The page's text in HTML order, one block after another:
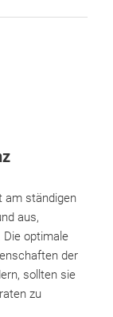
am ständigen
aus,
Die optimale
der
sollten sie
zu